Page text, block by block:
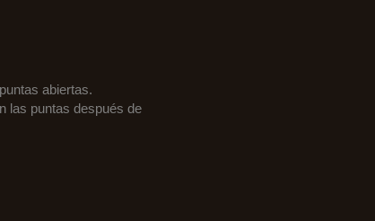
abiertas.
las puntas después de